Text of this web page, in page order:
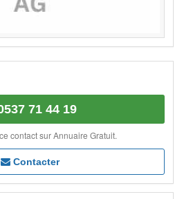
71 44 19
contact sur Annuaire Gratuit.
Contacter